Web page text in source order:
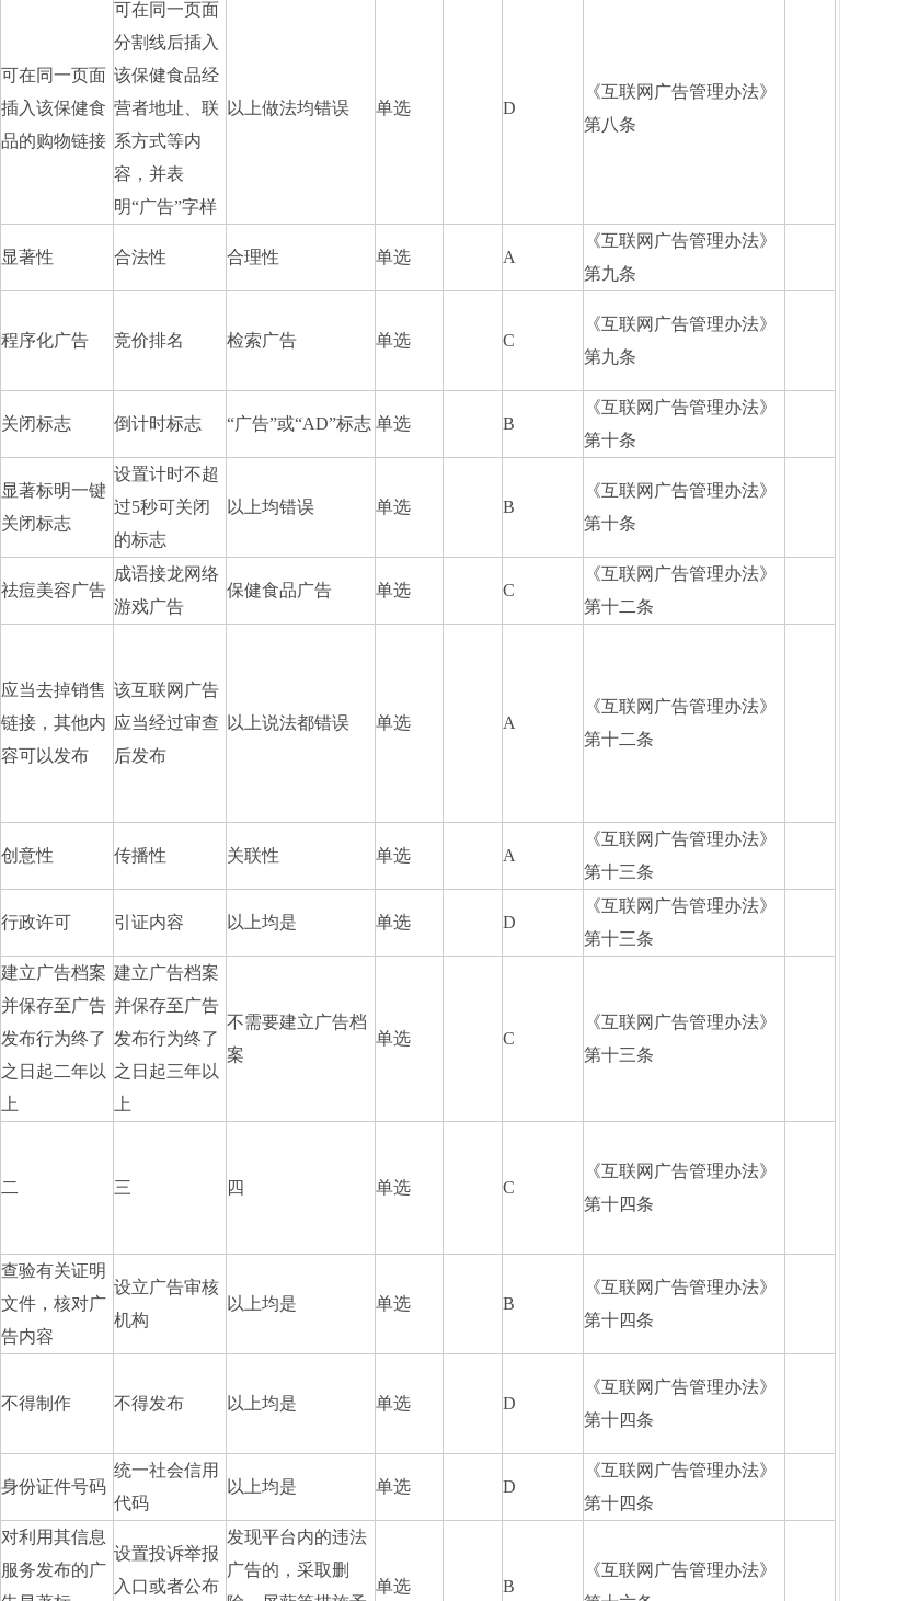
可在同一页面
插入该保健食
品的购物链接
可在同一页面
分割线后插入
该保健食品经
营者地址、联
系方式等内
容，并表
明“广告”字样
以上做法均错误 单选 D
《互联网广告管理办法》
第八条
显著性 合法性 合理性 单选 A
《互联网广告管理办法》
第九条
程序化广告 竞价排名 检索广告 单选 C
《互联网广告管理办法》
第九条
关闭标志 倒计时标志 “广告”或“AD”标志 单选 B
《互联网广告管理办法》
第十条
显著标明一键
关闭标志
设置计时不超
过5秒可关闭
的标志
以上均错误 单选 B
《互联网广告管理办法》
第十条
祛痘美容广告
成语接龙网络
游戏广告
保健食品广告 单选 C
《互联网广告管理办法》
第十二条
应当去掉销售
链接，其他内
容可以发布
该互联网广告
应当经过审查
后发布
以上说法都错误 单选 A
《互联网广告管理办法》
第十二条
创意性 传播性 关联性 单选 A
《互联网广告管理办法》
第十三条
行政许可 引证内容 以上均是 单选 D
《互联网广告管理办法》
第十三条
建立广告档案
并保存至广告
发布行为终了
之日起二年以
上
建立广告档案
并保存至广告
发布行为终了
之日起三年以
上
不需要建立广告档
案
单选 C
《互联网广告管理办法》
第十三条
二 三 四 单选 C
《互联网广告管理办法》
第十四条
查验有关证明
文件，核对广
告内容
设立广告审核
机构
以上均是 单选 B
《互联网广告管理办法》
第十四条
不得制作 不得发布 以上均是 单选 D
《互联网广告管理办法》
第十四条
身份证件号码
统一社会信用
代码
以上均是 单选 D
《互联网广告管理办法》
第十四条
对利用其信息
服务发布的广
设置投诉举报
入口或者公布
发现平台内的违法
广告的，采取删
单选 B
《互联网广告管理办法》